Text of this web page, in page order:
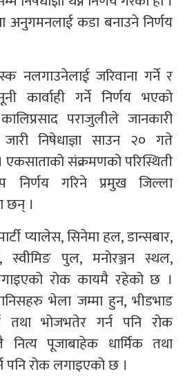
अनुगमनलाई कडा बनाउने निर्णय
नलगाउनेलाई जरिवाना गर्ने र
कार्वाही गर्ने निर्णय भएको
पराजुलीले जानकारी
निषेधाज्ञा साउन २० गते
संक्रमणको परिस्थिती
निर्णय गरिने प्रमुख जिल्ला
छन् ।
प्यालेस, सिनेमा हल, डान्सबार,
स्वीमिङ पुल, मनोरञ्जन स्थल,
रोक कायमै रहेको छ ।
भेला जम्मा हुन, भीडभाड
भोजभतेर गर्न पनि रोक
पूजाबाहेक धार्मिक तथा
पनि रोक लगाइएको छ ।